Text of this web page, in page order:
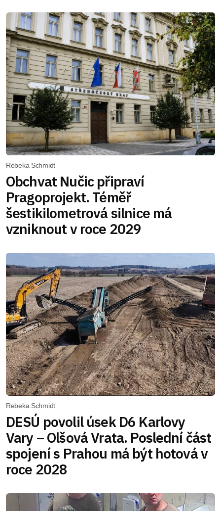
Rebeka Schmidt
Obchvat Nučic připraví
Pragoprojekt. Téměř
šestikilometrová silnice má
vzniknout v roce 2029
Rebeka Schmidt
DESÚ povolil úsek D6 Karlovy
Vary – Olšová Vrata. Poslední část
spojení s Prahou má být hotová v
roce 2028